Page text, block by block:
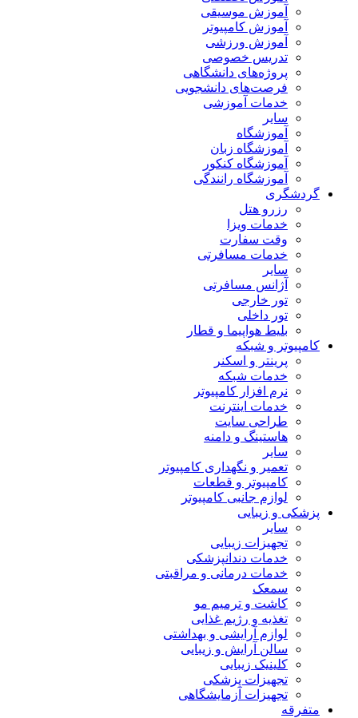
آموزش موسیقی
آموزش کامپیوتر
آموزش ورزشی
تدریس خصوصی
پروژه‌های دانشگاهی
فرصت‌های دانشجویی
خدمات آموزشی
سایر
آموزشگاه
آموزشگاه زبان
آموزشگاه کنکور
آموزشگاه رانندگی
گردشگری
رزرو هتل
خدمات ویزا
وقت سفارت
خدمات مسافرتی
سایر
آژانس مسافرتی
تور خارجی
تور داخلی
بلیط هواپیما و قطار
کامپیوتر و شبکه
پرینتر و اسکنر
خدمات شبکه
نرم افزار کامپیوتر
خدمات اینترنت
طراحی سایت
هاستینگ و دامنه
سایر
تعمیر و نگهداری کامپیوتر
کامپیوتر و قطعات
لوازم جانبی کامپیوتر
پزشکی و زیبایی
سایر
تجهیزات زیبایی
خدمات دندانپزشکی
خدمات درمانی و مراقبتی
سمعک
کاشت و ترمیم مو
تغذیه و رژیم غذایی
لوازم آرایشی و بهداشتی
سالن آرایش و زیبایی
کلینیک زیبایی
تجهیزات پزشکی
تجهیزات آزمایشگاهی
متفرقه